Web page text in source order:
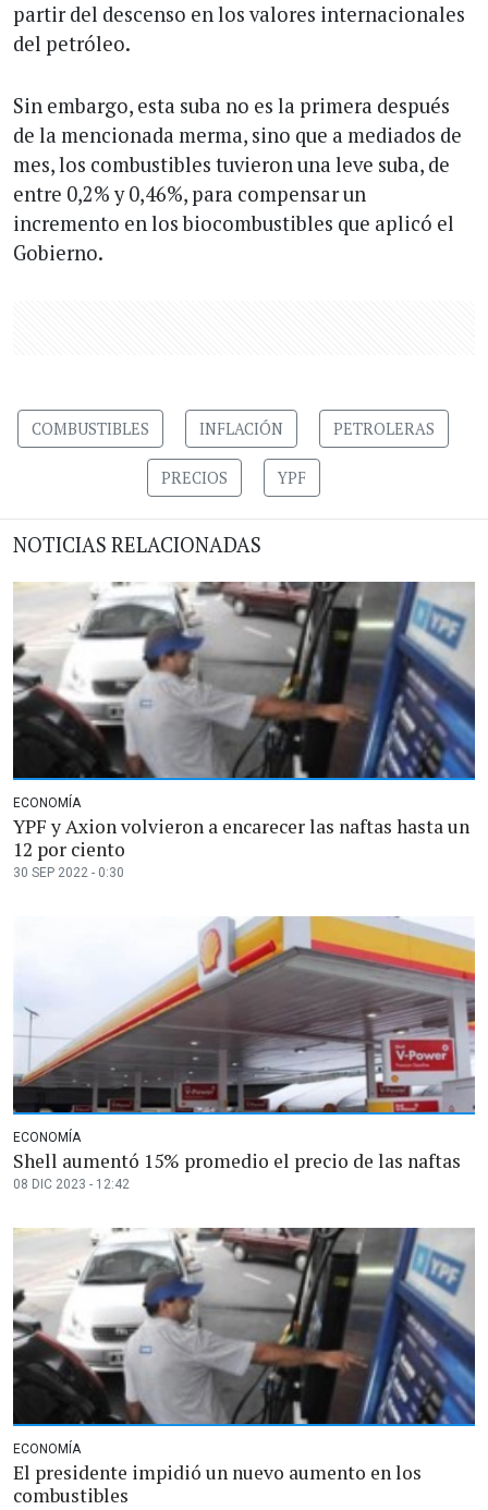
partir del descenso en los valores internacionales
del petróleo.
Sin embargo, esta suba no es la primera después
de la mencionada merma, sino que a mediados de
mes, los combustibles tuvieron una leve suba, de
entre 0,2% y 0,46%, para compensar un
incremento en los biocombustibles que aplicó el
Gobierno.
COMBUSTIBLES INFLACIÓN PETROLERAS
PRECIOS YPF
NOTICIAS RELACIONADAS
ECONOMÍA
YPF y Axion volvieron a encarecer las naftas hasta un
12 por ciento
30 SEP 2022 - 0:30
ECONOMÍA
Shell aumentó 15% promedio el precio de las naftas
08 DIC 2023 - 12:42
ECONOMÍA
El presidente impidió un nuevo aumento en los
combustibles